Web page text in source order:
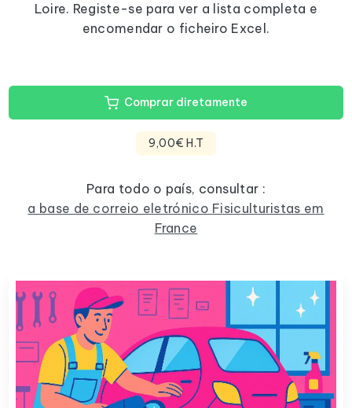
Loire. Registe-se para ver a lista completa e
encomendar o ficheiro Excel.
Comprar diretamente
9,00€ H.T
Para todo o país, consultar :
a base de correio eletrónico Fisiculturistas em
France